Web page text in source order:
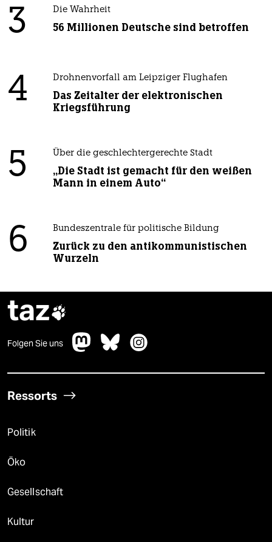
3 Die Wahrheit
56 Millionen Deutsche sind betroffen
4 Drohnenvorfall am Leipziger Flughafen
Das Zeitalter der elektronischen
Kriegsführung
5 Über die geschlechtergerechte Stadt
„Die Stadt ist gemacht für den weißen
Mann in einem Auto“
6 Bundeszentrale für politische Bildung
Zurück zu den antikommunistischen
Wurzeln
taz
Folgen Sie uns
Ressorts
Politik
Öko
Gesellschaft
Kultur